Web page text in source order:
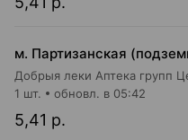
5,41 р.
1 шт. обновл. в 05:42